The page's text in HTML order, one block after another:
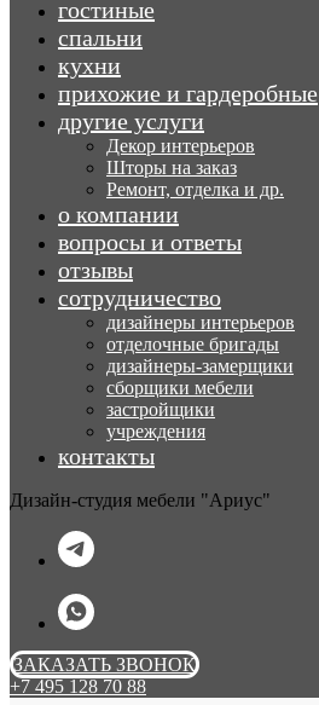
гостиные
спальни
кухни
прихожие и гардеробные
другие услуги
Декор интерьеров
Шторы на заказ
Ремонт, отделка и др.
о компании
вопросы и ответы
отзывы
сотрудничество
дизайнеры интерьеров
отделочные бригады
дизайнеры-замерщики
сборщики мебели
застройщики
учреждения
контакты
Дизайн-студия мебели "Ариус"
ЗАКАЗАТЬ ЗВОНОК
+7 495 128 70 88